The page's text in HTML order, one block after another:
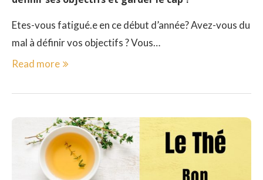
Etes-vous fatigué.e en ce début d’année? Avez-vous du
mal à définir vos objectifs ? Vous…
Read more